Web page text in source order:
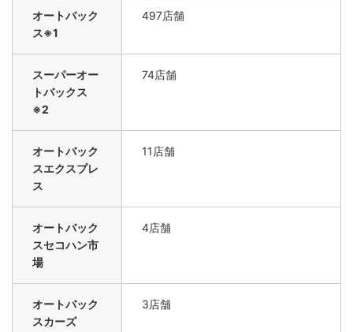
オートバック
ス※1
497店舗
スーパーオー
トバックス
※2
74店舗
オートバック
スエクスプレ
ス
11店舗
オートバック
スセコハン市
場
4店舗
オートバック
スカーズ
3店舗